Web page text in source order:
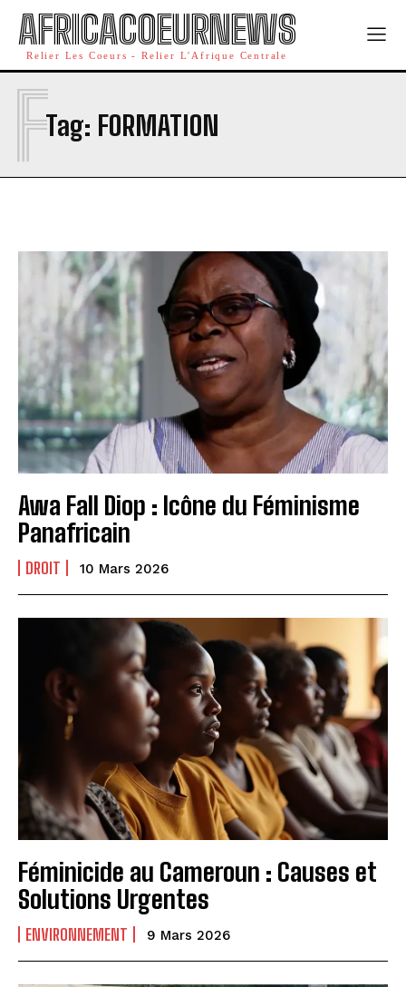
AFRICACOEURNEWS
Relier Les Coeurs - Relier L'Afrique Centrale
Tag: FORMATION
F
Awa Fall Diop : Icône du Féminisme
Panafricain
DROIT 10 Mars 2026
Féminicide au Cameroun : Causes et
Solutions Urgentes
ENVIRONNEMENT 9 Mars 2026